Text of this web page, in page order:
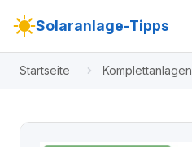
Solaranlage-Tipps
Startseite Komplettanlagen